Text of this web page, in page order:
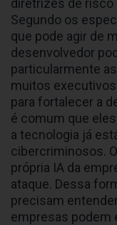
diretrizes de risco
Segundo os
que pode agir de
desenvolvedor
particularmente
muitos
para fortalecer a
é comum que
a tecnologia já
cibercriminosos.
própria IA da
ataque. Dessa
precisam
empresas podem